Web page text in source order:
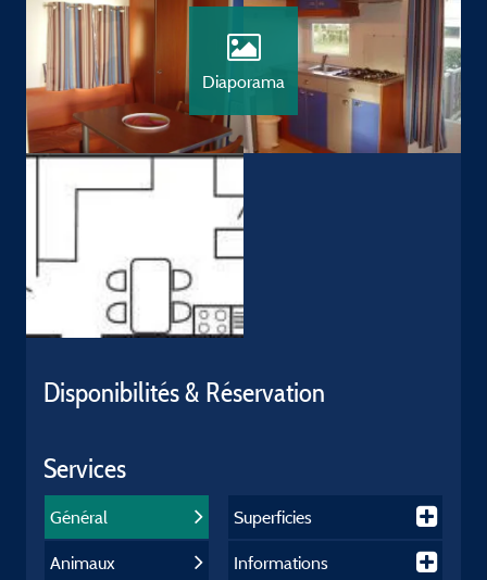
Diaporama
Disponibilités & Réservation
Services
Général
Animaux
Superficies
Informations